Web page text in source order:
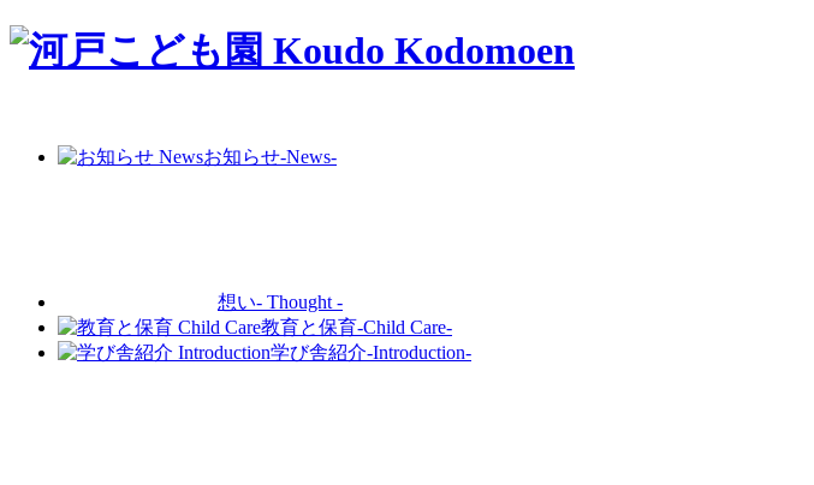
お知らせ-News-
想い- Thought -
教育と保育-Child Care-
学び舎紹介-Introduction-